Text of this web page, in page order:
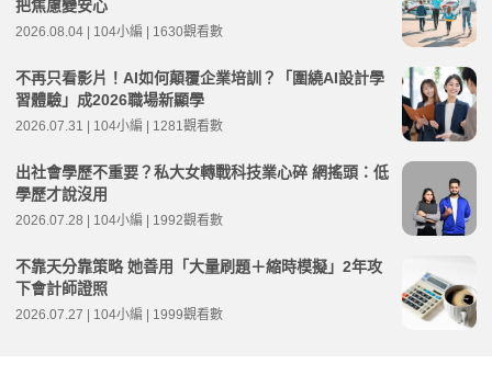
把焦慮變安心
2026.08.04 | 104小編 | 1630觀看數
不再只看影片！AI如何顛覆企業培訓？「圍繞AI設計學
習體驗」成2026職場新顯學
2026.07.31 | 104小編 | 1281觀看數
出社會學歷不重要？私大女轉戰科技業心碎 網搖頭：低
學歷才說沒用
2026.07.28 | 104小編 | 1992觀看數
不靠天分靠策略 她善用「大量刷題＋縮時模擬」2年攻
下會計師證照
2026.07.27 | 104小編 | 1999觀看數